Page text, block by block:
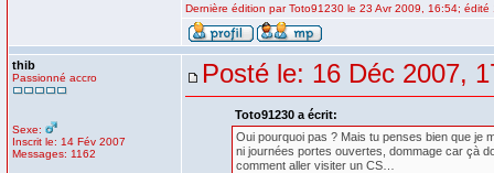
Dernière édition par Toto91230 le 23 Avr 2009, 16:54; édité
thib
Passionné accro
Sexe:
Inscrit le: 14 Fév 2007
Messages: 1162
Posté le: 16 Déc 2007,
Toto91230 a écrit:
Oui pourquoi pas ? Mais tu penses bien que je
ni journées portes ouvertes, dommage car çà
comment aller visiter un CS…